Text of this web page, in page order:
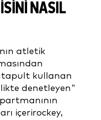
NASIL
atletik
kullanan
denetleyen"
içerirockey,